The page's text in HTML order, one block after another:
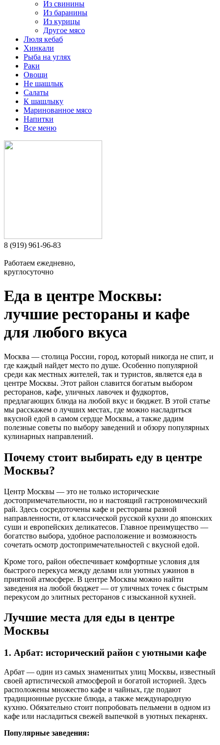
Из свинины
Из баранины
Из курицы
Другое мясо
Люля кебаб
Хинкали
Рыба на углях
Раки
Овощи
Не шашлык
Салаты
К шашлыку
Маринованное мясо
Напитки
Все меню
8 (919) 961-96-83
Работаем ежедневно,
круглосуточно
Еда в центре Москвы:
лучшие рестораны и кафе
для любого вкуса
Москва — столица России, город, который никогда не спит, и
где каждый найдет место по душе. Особенно популярной
среди как местных жителей, так и туристов, является еда в
центре Москвы. Этот район славится богатым выбором
ресторанов, кафе, уличных лавочек и фудкортов,
предлагающих блюда на любой вкус и бюджет. В этой статье
мы расскажем о лучших местах, где можно насладиться
вкусной едой в самом сердце Москвы, а также дадим
полезные советы по выбору заведений и обзору популярных
кулинарных направлений.
Почему стоит выбирать еду в центре
Москвы?
Центр Москвы — это не только исторические
достопримечательности, но и настоящий гастрономический
рай. Здесь сосредоточены кафе и рестораны разной
направленности, от классической русской кухни до японских
суши и европейских деликатесов. Главное преимущество —
богатство выбора, удобное расположение и возможность
сочетать осмотр достопримечательностей с вкусной едой.
Кроме того, район обеспечивает комфортные условия для
быстрого перекуса между делами или уютных ужинов в
приятной атмосфере. В центре Москвы можно найти
заведения на любой бюджет — от уличных точек с быстрым
перекусом до элитных ресторанов с изысканной кухней.
Лучшие места для еды в центре
Москвы
1. Арбат: исторический район с уютными кафе
Арбат — один из самых знаменитых улиц Москвы, известный
своей артистической атмосферой и богатой историей. Здесь
расположены множество кафе и чайных, где подают
традиционные русские блюда, а также международную
кухню. Обязательно стоит попробовать пельмени в одном из
кафе или насладиться свежей выпечкой в уютных пекарнях.
Популярные заведения: